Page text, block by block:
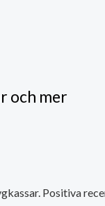
och mer
Positiva